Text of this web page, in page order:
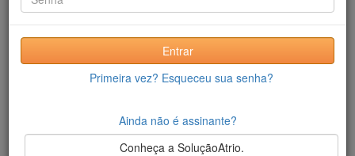
Entrar
Primeira vez? Esqueceu sua senha?
Ainda não é assinante?
Conheça a SoluçãoAtrio.